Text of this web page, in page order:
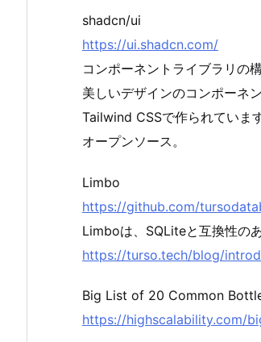
shadcn/ui
https://ui.shadcn.com/
コンポーネントライブラリの
美しいデザインのコンポーネ
Tailwind CSSで作られています
オープンソース。
Limbo
https://github.com/
Limboは、SQLiteと互換性の
https://turso.tech/blog/
Big List of 20 Common
https://highscalability.com/